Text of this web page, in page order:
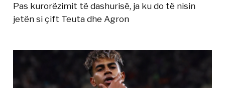
Pas kurorëzimit të dashurisë, ja ku do të nisin
jetën si çift Teuta dhe Agron